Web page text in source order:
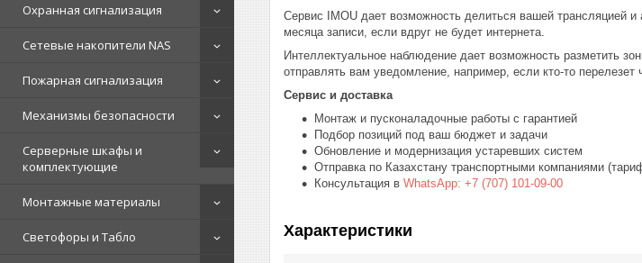
Охранная сигнализация
Сетевые накопители NAS
Пожарная сигнализация
Механизмы безопасности
Серверные шкафы и
комплектующие
Монтажные материалы
Светофоры и Табло
Сервис IMOU дает возможность делиться вашей трансляцией
месяца записи, если вдруг не будет интернета.
Интеллектуальное наблюдение дает возможность разметить
отправлять вам уведомление, например, если кто-то
Сервис и доставка
Монтаж и пусконаладочные работы с гарантией
Подбор позиций под ваш бюджет и задачи
Обновление и модернизация устаревших систем
Отправка по Казахстану транспортными компаниями
Консультация в WhatsApp: +7 (707) 101-09-00
Характеристики